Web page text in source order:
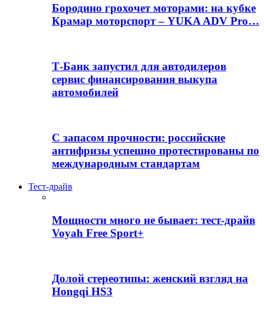
Бородино грохочет моторами: на кубке
Крамар моторспорт – YUKA ADV Pro…
Т-Банк запустил для автодилеров
сервис финансирования выкупа
автомобилей
С запасом прочности: российские
антифризы успешно протестированы по
международным стандартам
Тест-драйв
Мощности много не бывает: тест-драйв
Voyah Free Sport+
Долой стереотипы: женский взгляд на
Hongqi HS3